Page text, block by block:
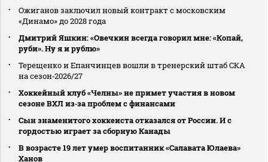
Ожиганов заключил новый контракт с московским
«Динамо» до 2028 года
Дмитрий Яшкин: «Овечкин всегда говорил мне: «Копай,
руби». Ну я и рублю»
Терещенко и Епанчинцев вошли в тренерский штаб СКА
на сезон‑2026/27
Хоккейный клуб «Челны» не примет участия в новом
сезоне ВХЛ из‑за проблем с финансами
Сын знаменитого хоккеиста отказался от России. И с
гордостью играет за сборную Канады
В возрасте 19 лет умер воспитанник «Салавата Юлаева»
Ханов